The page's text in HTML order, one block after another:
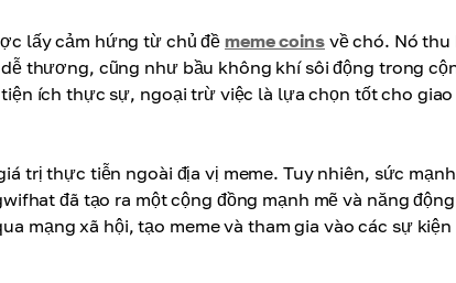
lấy cảm hứng từ chủ đềmeme coinsvề chó. Nó thu
thương, cũng như bầu không khí sôi động trong
ích thực sự, ngoại trừ việc là lựa chọn tốt cho
trị thực tiễn ngoài địa vị meme. Tuy nhiên, sức
đã tạo ra một cộng đồng mạnh mẽ và năng động
mạng xã hội, tạo meme và tham gia vào các sự